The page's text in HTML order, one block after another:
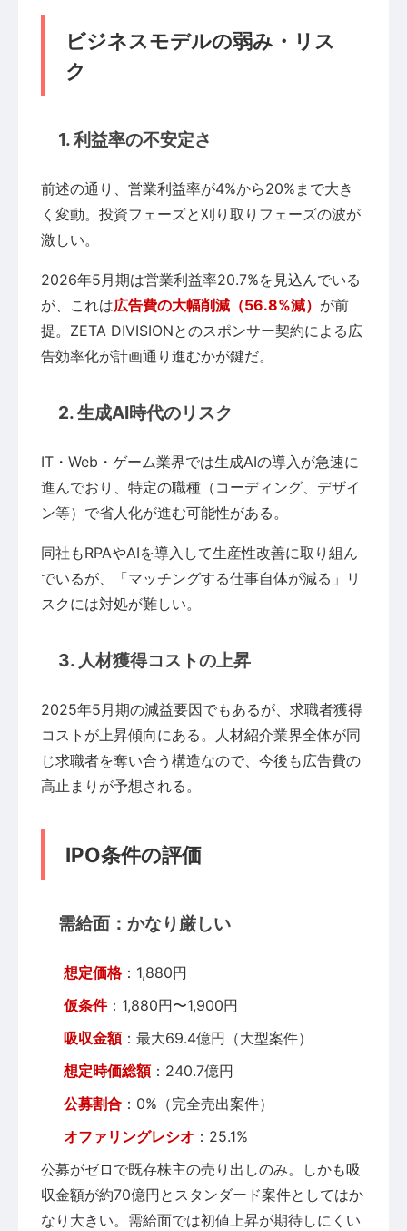
ビジネスモデルの弱み・リス
ク
1. 利益率の不安定さ
前述の通り、営業利益率が4%から20%まで大き
く変動。投資フェーズと刈り取りフェーズの波が
激しい。
2026年5月期は営業利益率20.7%を見込んでいる
が、これは広告費の大幅削減（56.8%減） が前
提。ZETA DIVISIONとのスポンサー契約による広
告効率化が計画通り進むかが鍵だ。
2. 生成AI時代のリスク
IT・Web・ゲーム業界では生成AIの導入が急速に
進んでおり、特定の職種（コーディング、デザイ
ン等）で省人化が進む可能性がある。
同社もRPAやAIを導入して生産性改善に取り組ん
でいるが、「マッチングする仕事自体が減る」リ
スクには対処が難しい。
3. 人材獲得コストの上昇
2025年5月期の減益要因でもあるが、求職者獲得
コストが上昇傾向にある。人材紹介業界全体が同
じ求職者を奪い合う構造なので、今後も広告費の
高止まりが予想される。
IPO条件の評価
需給面：かなり厳しい
想定価格：1,880円
仮条件：1,880円〜1,900円
吸収金額：最大69.4億円（大型案件）
想定時価総額：240.7億円
公募割合 ：0%（完全売出案件）
オファリングレシオ ：25.1%
公募がゼロで既存株主の売り出しのみ。しかも吸
収金額が約70億円とスタンダード案件としてはか
なり大きい。需給面では初値上昇が期待しにくい